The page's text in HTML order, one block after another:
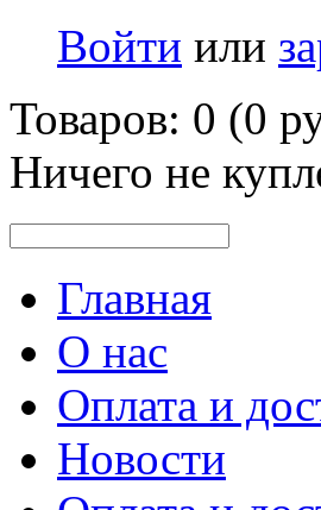
Войти или
Товаров: 0 (0
Ничего не
Главная
О нас
Оплата и
Новости